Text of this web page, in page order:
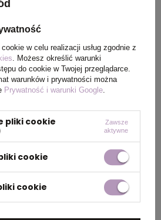
23,6 x Ø 7,2 cm
71
58 x 41 x 61 cm
w celu realizacji usług zgodnie z
. Możesz określić warunki
do cookie w Twojej przeglądarce.
warunków i prywatności można
Prywatność i warunki Google.
pliki cookie
Zawsze
aktywne
cookie
cookie